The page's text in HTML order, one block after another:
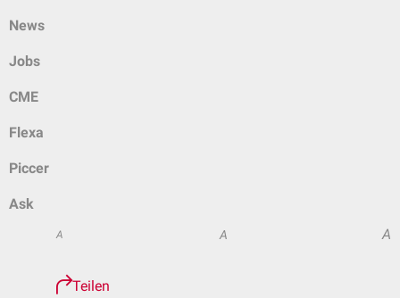
News
Jobs
CME
Flexa
Piccer
Ask
A A A
Teilen